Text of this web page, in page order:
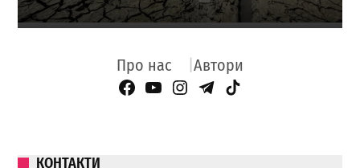
Про нас Автори
Facebook Page
YouTube
Instagram
Telegram
TikTok
КОНТАКТИ